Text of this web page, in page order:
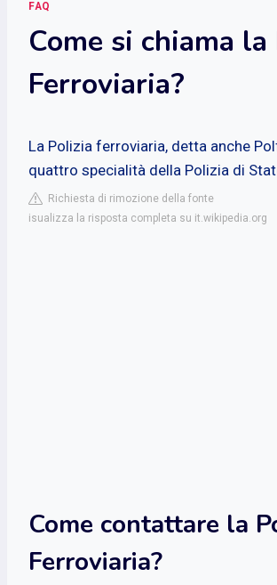
FAQ
Come si chiama
Ferroviaria?
La Polizia ferroviaria, detta anche
quattro specialità della Polizia di
Richiesta di rimozione della fonte
isualizza la risposta completa su it.wikipedia.org
Come contattare la
Ferroviaria?